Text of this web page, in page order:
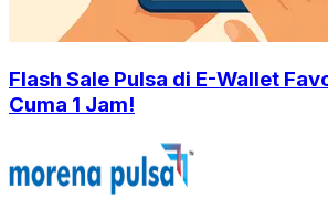
Flash Sale Pulsa di E-Wallet
Cuma 1 Jam!